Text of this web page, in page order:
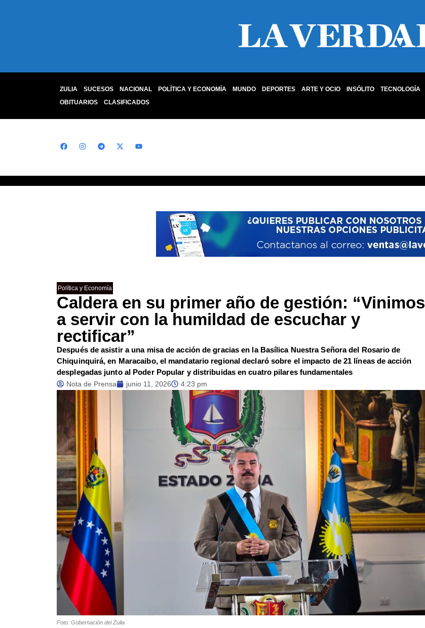
ZULIA SUCESOS NACIONAL POLÍTICA Y ECONOMÍA MUNDO DEPORTES ARTE Y OCIO INSÓLITO TECNOLOGÍA
OBITUARIOS
CLASIFICADOS
Política y Economía
Caldera en su primer año de gestión: “Vinimos
a servir con la humildad de escuchar y
rectificar”
Después de asistir a una misa de acción de gracias en la Basílica Nuestra Señora del Rosario de
Chiquinquirá, en Maracaibo, el mandatario regional declaró sobre el impacto de 21 líneas de acción
desplegadas junto al Poder Popular y distribuidas en cuatro pilares fundamentales
Nota de Prensa junio 11, 2026 4:23 pm
Foto: Gobernación del Zulia